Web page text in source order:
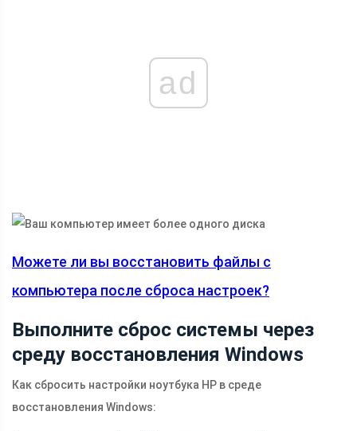
ad
Можете ли вы восстановить файлы с
компьютера после сброса настроек?
Выполните сброс системы через
среду восстановления Windows
Как сбросить настройки ноутбука HP в среде
восстановления Windows: